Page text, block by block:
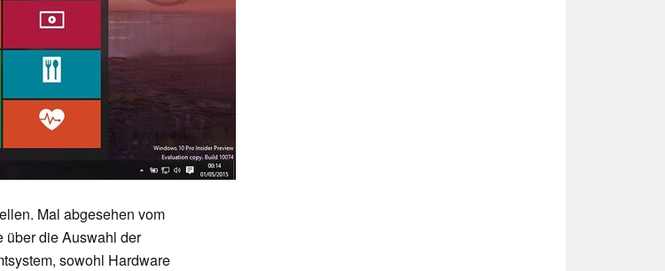
Mal abgesehen vom
über die Auswahl der
sowohl Hardware